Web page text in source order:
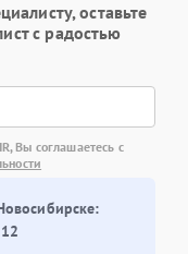
оставьте
с радостью
Вы соглашаетесь с